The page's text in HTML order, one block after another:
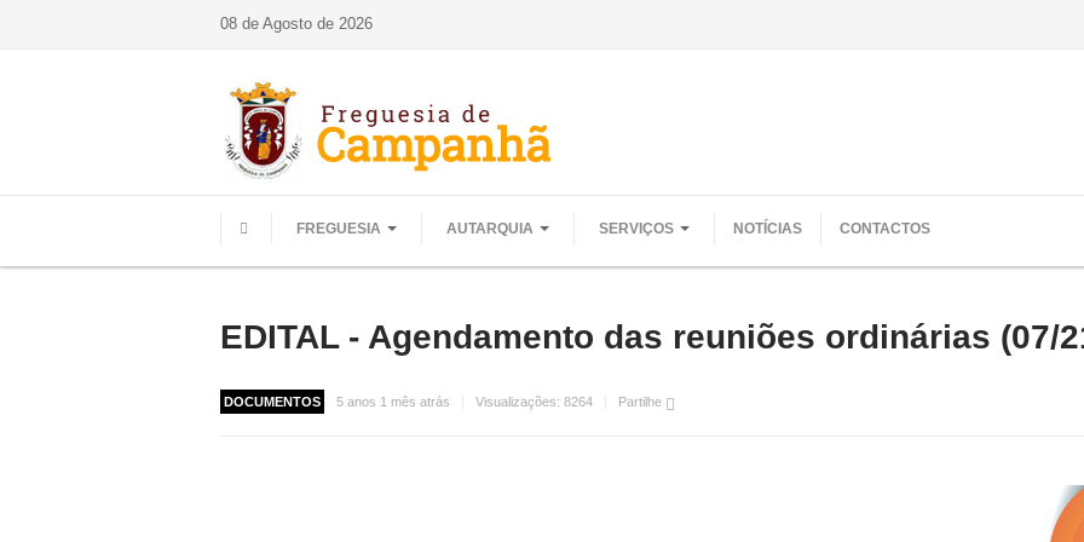
08 de Agosto de 2026
FREGUESIA AUTARQUIA SERVIÇOS NOTÍCIAS CONTACTOS
EDITAL - Agendamento das reuniões ordinárias (07/
DOCUMENTOS 5 anos 1 mês atrás Visualizações: 8264 Partilhe